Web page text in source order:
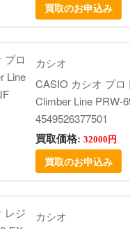
買取のお申込み
カシオ
CASIO カシオ プロ
Climber Line PRW-
4549526377501
買取価格: 32000円
買取のお申込み
カシオ